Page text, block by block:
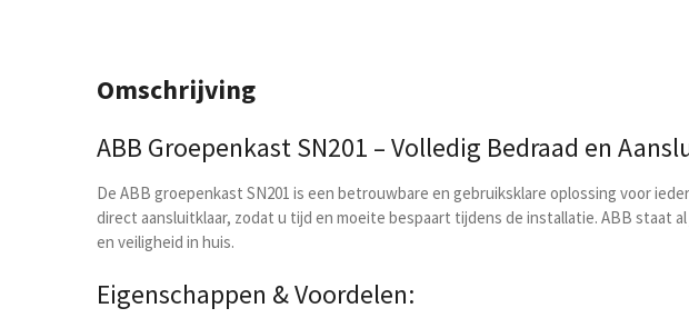
Omschrijving
ABB Groepenkast SN201 – Volledig Bedraad en
De ABB groepenkast SN201 is een betrouwbare en gebruiksklare oplossing voor
direct aansluitklaar, zodat u tijd en moeite bespaart tijdens de installatie. ABB staat
en veiligheid in huis.
Eigenschappen & Voordelen: